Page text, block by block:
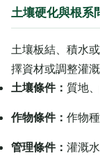
土壤硬化與根系
土壤板結、積水
擇資材或調整灌
土壤條件： 質地
作物條件： 作物
管理條件： 灌溉